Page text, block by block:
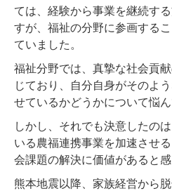
ては、経験から事業を継続す
すが、福祉の分野に参画する
ていました。
福祉分野では、真摯な社会貢
じており、自分自身がそのよ
せているかどうかについて悩ん
しかし、それでも決意したの
いる農福連携事業を加速させ
会課題の解決に価値があると感
熊本地震以降、家族経営から